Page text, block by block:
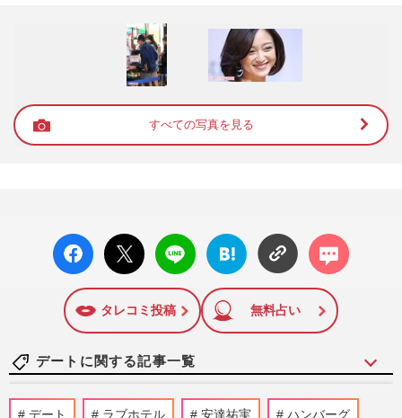
すべての写真を見る
facebo
ok い
X ポス
ト
LINE
はてな
ブック
に追加
コメン
ト
タレコミ投稿 無料占い
デートに関する記事一覧
timelesz原嘉孝「デート後は居酒屋で友達
デート ラブホテル 安達祐実 ハンバーグ